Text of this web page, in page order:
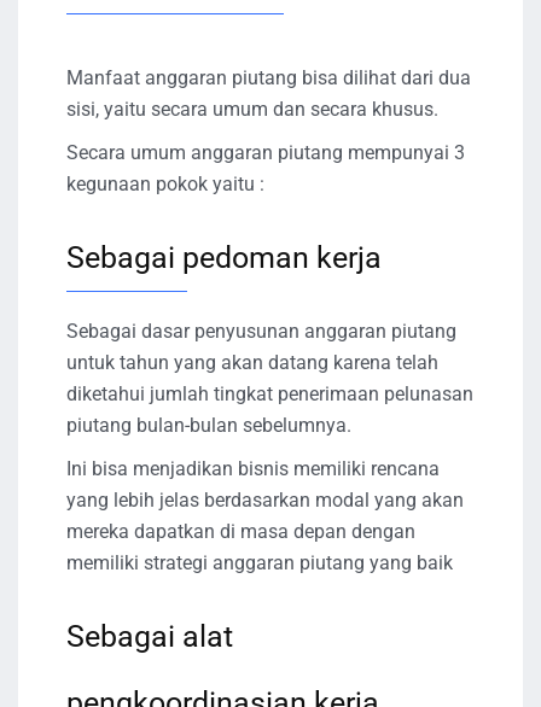
Manfaat anggaran piutang bisa dilihat dari dua
sisi, yaitu secara umum dan secara khusus.
Secara umum anggaran piutang mempunyai 3
kegunaan pokok yaitu :
Sebagai pedoman kerja
Sebagai dasar penyusunan anggaran piutang
untuk tahun yang akan datang karena telah
diketahui jumlah tingkat penerimaan pelunasan
piutang bulan-bulan sebelumnya.
Ini bisa menjadikan bisnis memiliki rencana
yang lebih jelas berdasarkan modal yang akan
mereka dapatkan di masa depan dengan
memiliki strategi anggaran piutang yang baik
Sebagai alat